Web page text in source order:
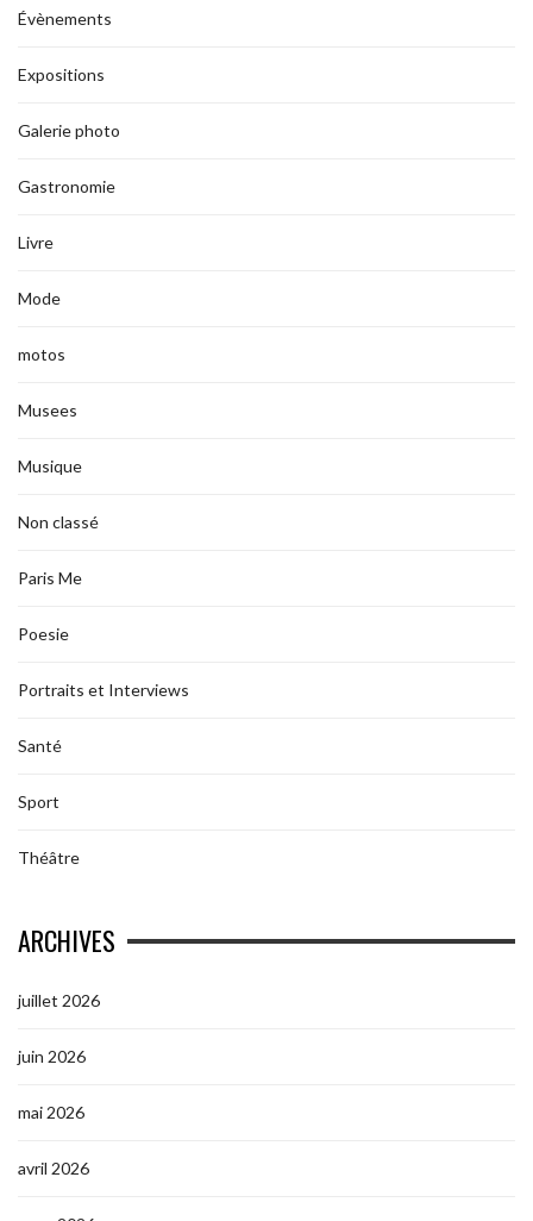
Évènements
Expositions
Galerie photo
Gastronomie
Livre
Mode
motos
Musees
Musique
Non classé
Paris Me
Poesie
Portraits et Interviews
Santé
Sport
Théâtre
ARCHIVES
juillet 2026
juin 2026
mai 2026
avril 2026